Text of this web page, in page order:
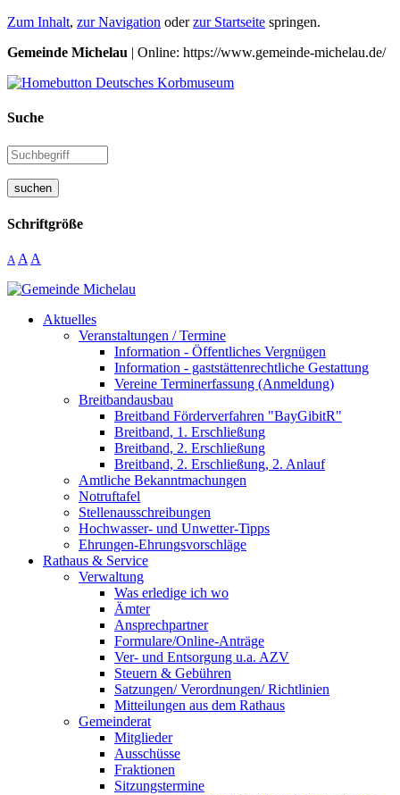
Zum Inhalt, zur Navigation oderzur Startseite springen.
Gemeinde Michelau | Online: https://www.gemeinde-michelau.de/
Suche
suchen
Schriftgröße
A A A
Aktuelles
Veranstaltungen / Termine
Information - Öffentliches Vergnügen
Information - gaststättenrechtliche Gestattung
Vereine Terminerfassung (Anmeldung)
Breitbandausbau
Breitband Förderverfahren "BayGibitR"
Breitband, 1. Erschließung
Breitband, 2. Erschließung
Breitband, 2. Erschließung, 2. Anlauf
Amtliche Bekanntmachungen
Notruftafel
Stellenausschreibungen
Hochwasser- und Unwetter-Tipps
Ehrungen-Ehrungsvorschläge
Rathaus & Service
Verwaltung
Was erledige ich wo
Ämter
Ansprechpartner
Formulare/Online-Anträge
Ver- und Entsorgung u.a. AZV
Steuern & Gebühren
Satzungen/ Verordnungen/ Richtlinien
Mitteilungen aus dem Rathaus
Gemeinderat
Mitglieder
Ausschüsse
Fraktionen
Sitzungstermine